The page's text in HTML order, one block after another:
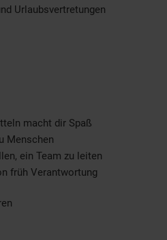
Urlaubsvertretungen
macht dir Spaß
Menschen
ein Team zu leiten
früh Verantwortung